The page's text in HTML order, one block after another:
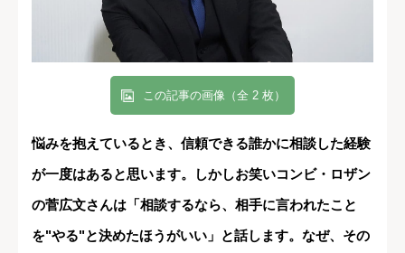
この記事の画像（全 2 枚）
悩みを抱えているとき、信頼できる誰かに相談した経験
が一度はあると思います。しかしお笑いコンビ・ロザン
の菅広文さんは「相談するなら、相手に言われたこと
を"やる"と決めたほうがいい」と話します。なぜ、その